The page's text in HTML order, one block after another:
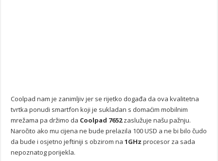
Coolpad nam je zanimljiv jer se rijetko događa da ova kvalitetna
tvrtka ponudi smartfon koji je sukladan s domaćim mobilnim
mrežama pa držimo da Coolpad 7652zaslužuje našu pažnju.
Naročito ako mu cijena ne bude prelazila 100 USD a ne bi bilo čudo
da bude i osjetno jeftiniji s obzirom na1GHz procesor za sada
nepoznatog porijekla.